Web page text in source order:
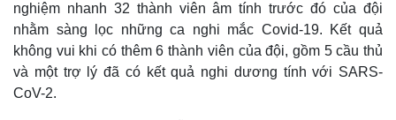
nghiệm nhanh 32 thành viên âm tính trước đó của đội
nhằm sàng lọc những ca nghi mắc Covid-19. Kết quả
không vui khi có thêm 6 thành viên của đội, gồm 5 cầu thủ
và một trợ lý đã có kết quả nghi dương tính với SARS-
CoV-2.